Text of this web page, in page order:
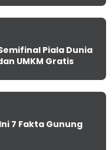
Piala Dunia
UMKM Gratis
7 Fakta Gunung